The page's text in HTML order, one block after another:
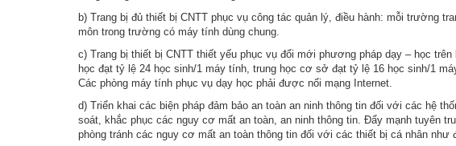
b) Trang bị đủ thiết bị CNTT phục vụ công tác quản lý, điều hành: mỗi trường
môn trong trường có máy tính dùng chung.
c) Trang bị thiết bị CNTT thiết yếu phục vụ đổi mới phương pháp dạy – học
học đạt tỷ lệ 24 học sinh/1 máy tính, trung học cơ sở đạt tỷ lệ 16 học sinh/1
Các phòng máy tính phục vụ dạy học phải được nối mạng Internet.
d) Triển khai các biện pháp đảm bảo an toàn an ninh thông tin đối với các hệ
soát, khắc phục các nguy cơ mất an toàn, an ninh thông tin. Đẩy mạnh tuyên
phòng tránh các nguy cơ mất an toàn thông tin đối với các thiết bị cá nhân